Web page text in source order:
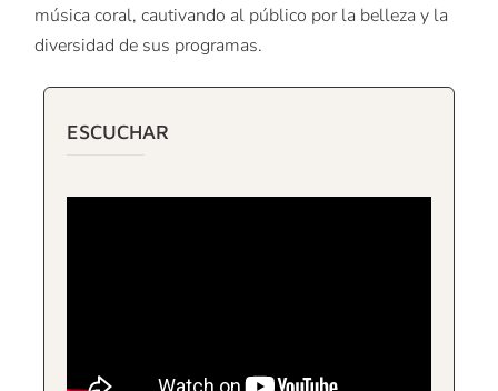
música coral, cautivando al público por la belleza y la
diversidad de sus programas.
ESCUCHAR